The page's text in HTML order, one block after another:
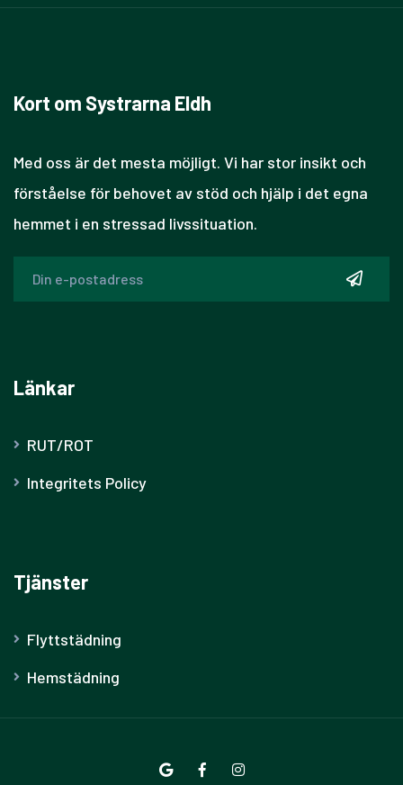
Kort om Systrarna Eldh
Med oss är det mesta möjligt. Vi har stor insikt och
förståelse för behovet av stöd och hjälp i det egna
hemmet i en stressad livssituation.
Länkar
RUT/ROT
Integritets Policy
Tjänster
Flyttstädning
Hemstädning